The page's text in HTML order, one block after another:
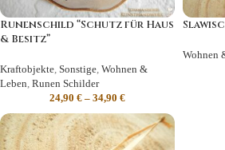
Runenschild “Schutz für Haus
& Besitz”
Kraftobjekte, Sonstige, Wohnen &
Leben, Runen Schilder
24,90 € – 34,90 €
Wohnen